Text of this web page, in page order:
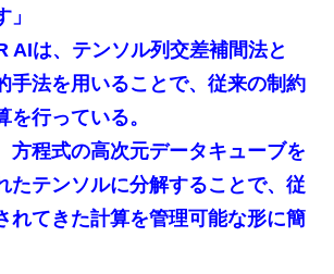
AIは、テンソル列交差補間法と
手法を用いることで、従来の制約
を行っている。
方程式の高次元データキューブを
たテンソルに分解することで、従
れてきた計算を管理可能な形に簡